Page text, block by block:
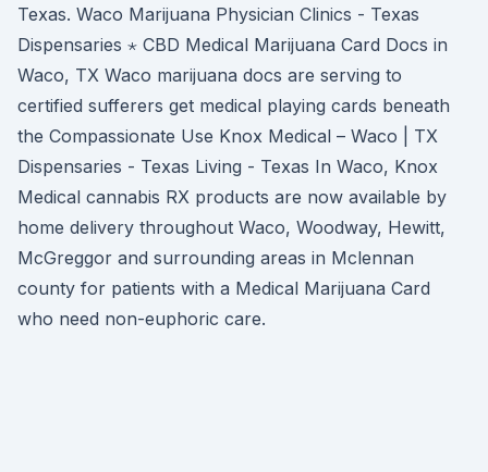
Texas. Waco Marijuana Physician Clinics - Texas
Dispensaries ⋆ CBD Medical Marijuana Card Docs in
Waco, TX Waco marijuana docs are serving to
certified sufferers get medical playing cards beneath
the Compassionate Use Knox Medical – Waco | TX
Dispensaries - Texas Living - Texas In Waco, Knox
Medical cannabis RX products are now available by
home delivery throughout Waco, Woodway, Hewitt,
McGreggor and surrounding areas in Mclennan
county for patients with a Medical Marijuana Card
who need non-euphoric care.